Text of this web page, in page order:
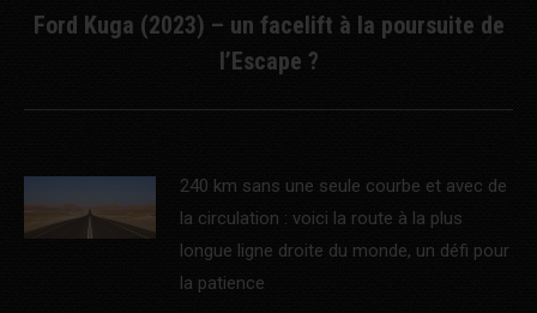
Next
post:
Ford Kuga (2023) – un facelift à la poursuite de
l’Escape ?
240 km sans une seule courbe et avec de
la circulation : voici la route à la plus
longue ligne droite du monde, un défi pour
la patience